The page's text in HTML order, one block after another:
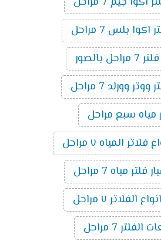
بلس 7 مراحل
بالصور
وورلد 7 مراحل
مياه سبع مراحل
المياه ٧ مراحل
مياه 7 مراحل
الفلاتر ٧ مراحل
7 مراحل